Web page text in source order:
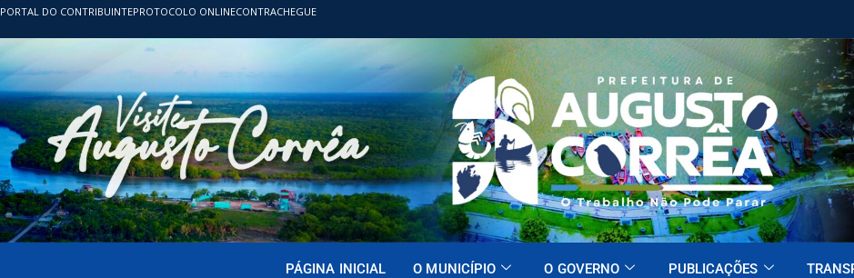
PORTAL DO CONTRIBUINTEPROTOCOLO ONLINECONTRACHEGUE
PÁGINA INICIAL O MUNICÍPIO O GOVERNO PUBLICAÇÕES